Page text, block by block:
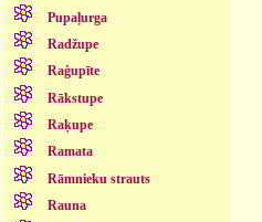
Pupaļurga
Radžupe
Raģupīte
Rākstupe
Raķupe
Ramata
Rāmnieku strauts
Rauna